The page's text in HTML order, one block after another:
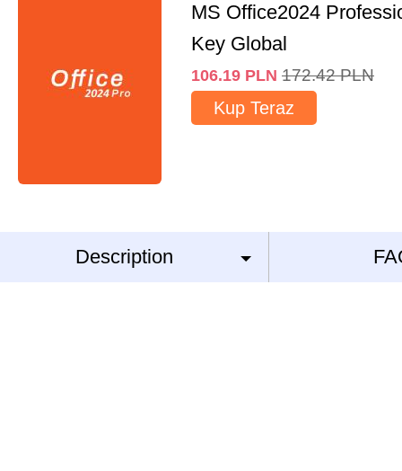
MS Office2024
Key Global
106.19 PLN 172.42 PLN
Kup Teraz
Description